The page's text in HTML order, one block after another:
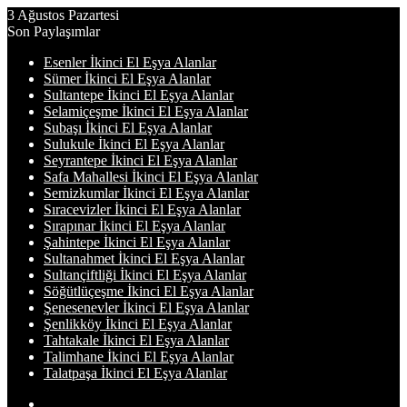
3 Ağustos Pazartesi
Son Paylaşımlar
Esenler İkinci El Eşya Alanlar
Sümer İkinci El Eşya Alanlar
Sultantepe İkinci El Eşya Alanlar
Selamiçeşme İkinci El Eşya Alanlar
Subaşı İkinci El Eşya Alanlar
Sulukule İkinci El Eşya Alanlar
Seyrantepe İkinci El Eşya Alanlar
Safa Mahallesi İkinci El Eşya Alanlar
Semizkumlar İkinci El Eşya Alanlar
Sıracevizler İkinci El Eşya Alanlar
Sırapınar İkinci El Eşya Alanlar
Şahintepe İkinci El Eşya Alanlar
Sultanahmet İkinci El Eşya Alanlar
Sultançiftliği İkinci El Eşya Alanlar
Söğütlüçeşme İkinci El Eşya Alanlar
Şenesenevler İkinci El Eşya Alanlar
Şenlikköy İkinci El Eşya Alanlar
Tahtakale İkinci El Eşya Alanlar
Talimhane İkinci El Eşya Alanlar
Talatpaşa İkinci El Eşya Alanlar